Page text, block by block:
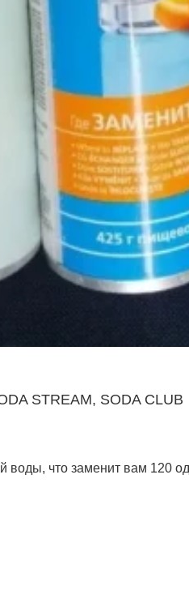
STREAM, SODA CLUB
воды, что заменит вам 120